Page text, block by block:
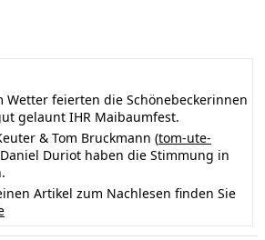
Wetter feierten die Schönebeckerinnen
gelaunt IHR Maibaumfest.
& Tom Bruckmann (tom-ute-
Duriot haben die Stimmung in
Artikel zum Nachlesen finden Sie